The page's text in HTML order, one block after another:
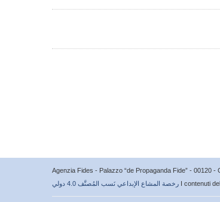
Agenzia Fides - Palazzo “de Propaganda Fide” - 00120
I contenuti رخصة المشاع الإبداعي نَسب المُصنَّف 4.0 دولي